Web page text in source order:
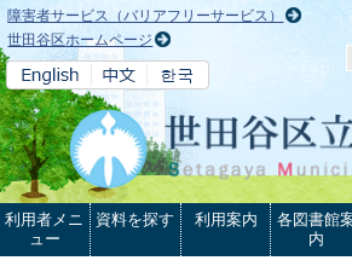
本文へ
障害者サービス（バリアフリーサービス）
世田谷区ホームページ
利用者メニ
ュー
資料を探す 利用案内
各図書館
内